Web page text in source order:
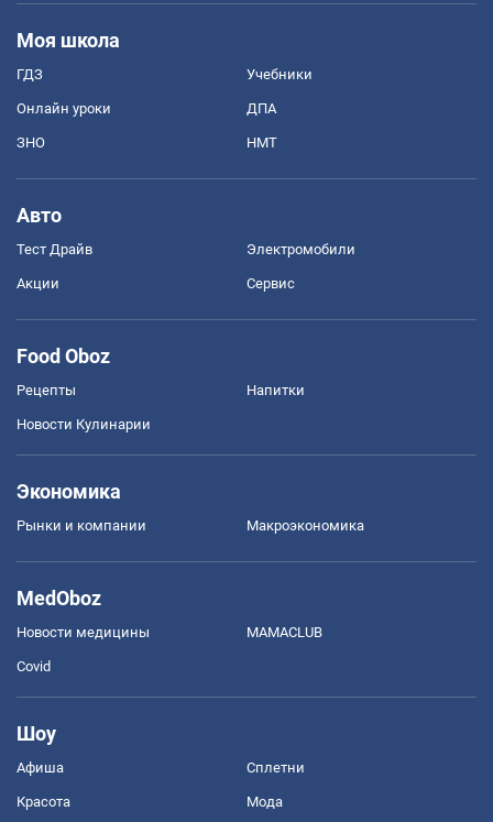
Моя школа
ГДЗ Учебники
Онлайн уроки ДПА
ЗНО НМТ
Авто
Тест Драйв Электромобили
Акции Сервис
Food Oboz
Рецепты Напитки
Новости Кулинарии
Экономика
Рынки и компании Mакроэкономика
MedOboz
Новости медицины MAMACLUB
Covid
Шоу
Афиша Сплетни
Красота Мода